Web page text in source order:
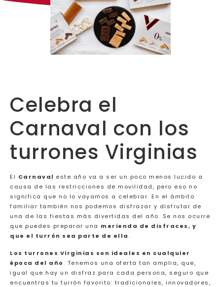
Celebra el
Carnaval con los
turrones Virginias
El Carnaval este año va a ser un poco menos lucido a
causa de las restricciones de movilidad, pero eso no
significa que no lo vayamos a celebrar. En el ámbito
familiar también nos podemos disfrazar y disfrutar de
una de las fiestas más divertidas del año. Se nos ocurre
que puedes preparar una merienda de disfraces, y
que el turrón sea parte de ella.
Los turrones Virginias son ideales en cualquier
época del año. Tenemos una oferta tan amplia, que,
igual que hay un disfraz para cada persona, seguro que
encuentras tu turrón favorito: tradicionales, innovadores,